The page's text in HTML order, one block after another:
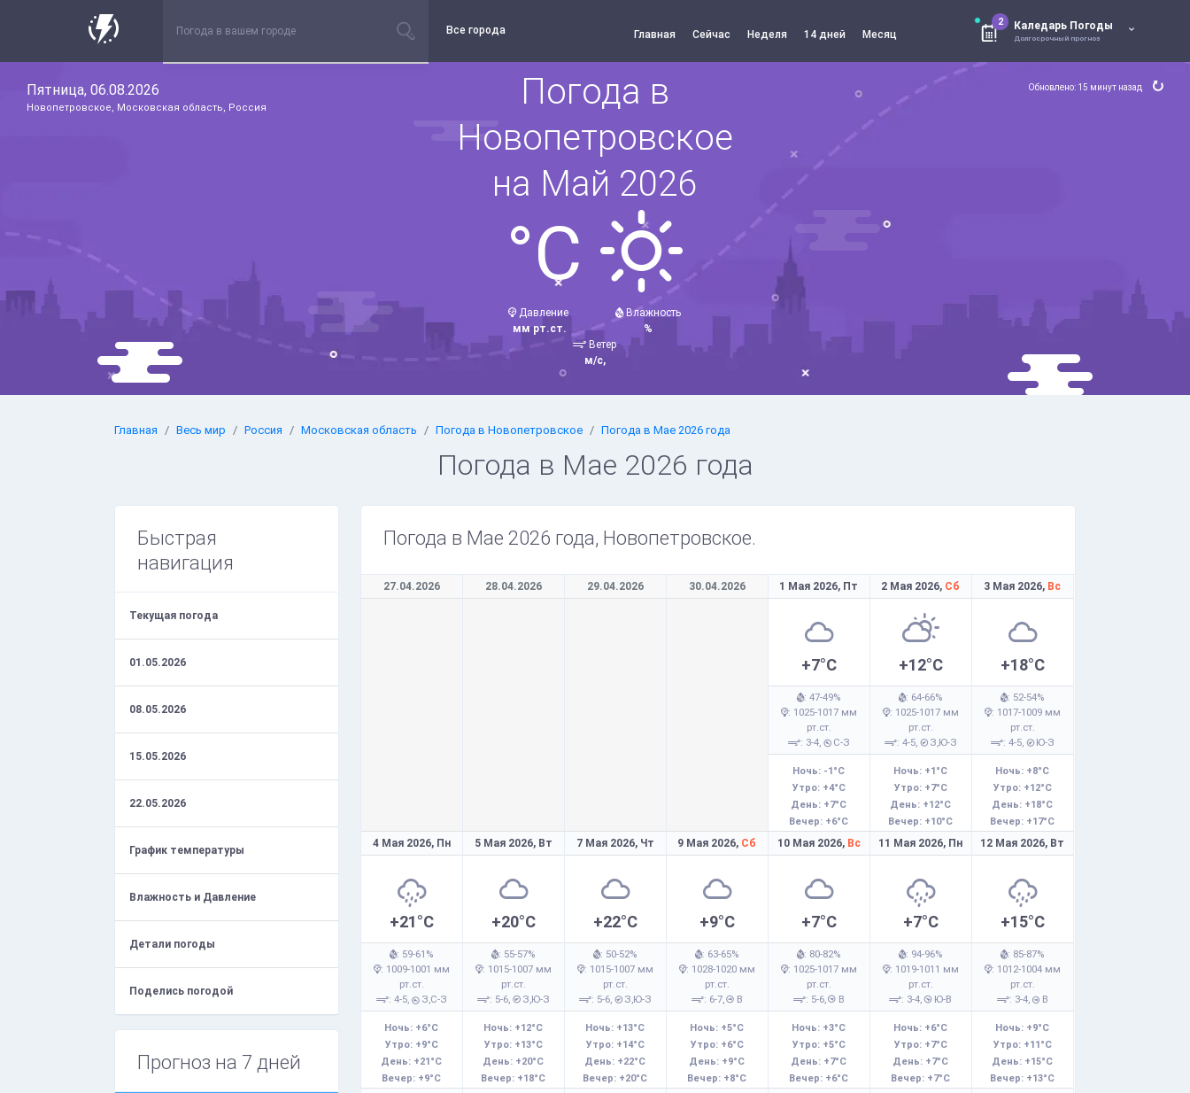
Все города Главная Сейчас Неделя 14 дней Месяц
2 Каледарь Погоды
Долгосрочный прогноз
Пятница, 06.08.2026
Новопетровское, Московская область, Россия
Обновлено: 15 минут назад
Погода в
Новопетровское
на Май 2026
°C
Давление
мм рт.ст.
Влажность
%
Ветер
м/с,
Главная Весь мир Россия Московская область Погода в Новопетровское Погода в Мае 2026 года
Погода в Мае 2026 года
Быстрая
навигация
Текущая погода
01.05.2026
08.05.2026
15.05.2026
22.05.2026
График температуры
Влажность и Давление
Детали погоды
Поделись погодой
Прогноз на 7 дней
Погода в Мае 2026 года, Новопетровское.
27.04.2026 28.04.2026 29.04.2026 30.04.2026 1 Мая 2026, Пт
+7°C
: 47-49%
: 1025-1017 мм
рт.ст.
: 3-4,
С-З
Ночь: -1°C
Утро: +4°C
День: +7°C
Вечер: +6°C
2 Мая 2026, Сб
+12°C
: 64-66%
: 1025-1017 мм
рт.ст.
: 4-5,
З,Ю-З
Ночь: +1°C
Утро: +7°C
День: +12°C
Вечер: +10°C
3 Мая 2026, Вс
+18°C
: 52-54%
: 1017-1009 мм
рт.ст.
: 4-5,
Ю-З
Ночь: +8°C
Утро: +12°C
День: +18°C
Вечер: +17°C
4 Мая 2026, Пн
+21°C
: 59-61%
: 1009-1001 мм
рт.ст.
: 4-5,
З,С-З
Ночь: +6°C
Утро: +9°C
День: +21°C
Вечер: +9°C
5 Мая 2026, Вт
+20°C
: 55-57%
: 1015-1007 мм
рт.ст.
: 5-6,
З,Ю-З
Ночь: +12°C
Утро: +13°C
День: +20°C
Вечер: +18°C
7 Мая 2026, Чт
+22°C
: 50-52%
: 1015-1007 мм
рт.ст.
: 5-6,
З,Ю-З
Ночь: +13°C
Утро: +14°C
День: +22°C
Вечер: +20°C
9 Мая 2026, Сб
+9°C
: 63-65%
: 1028-1020 мм
рт.ст.
: 6-7, В
Ночь: +5°C
Утро: +6°C
День: +9°C
Вечер: +8°C
10 Мая 2026, Вс
+7°C
: 80-82%
: 1025-1017 мм
рт.ст.
: 5-6, В
Ночь: +3°C
Утро: +5°C
День: +7°C
Вечер: +6°C
11 Мая 2026, Пн
+7°C
: 94-96%
: 1019-1011 мм
рт.ст.
: 3-4,
Ю-В
Ночь: +6°C
Утро: +7°C
День: +7°C
Вечер: +7°C
12 Мая 2026, Вт
+15°C
: 85-87%
: 1012-1004 мм
рт.ст.
: 3-4,
В
Ночь: +9°C
Утро: +11°C
День: +15°C
Вечер: +13°C